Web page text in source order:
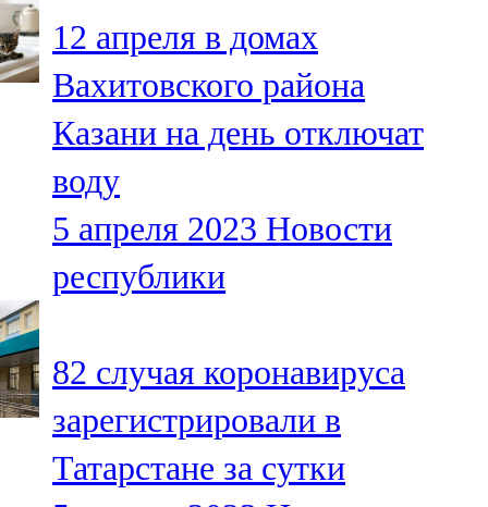
91,0 FM
Шәмәрдән
102,3 FM
Яңа чишмә
107,0 FM
Яр Чаллы
12 апреля в домах
Вахитовского района
Казани на день отключат
воду
5 апреля 2023 Новости
республики
82 случая коронавируса
зарегистрировали в
Татарстане за сутки